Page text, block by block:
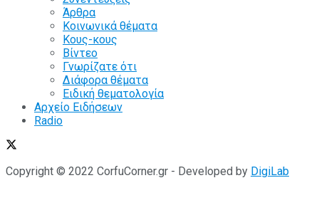
Άρθρα
Κοινωνικά θέματα
Κους-κους
Βίντεο
Γνωρίζατε ότι
Διάφορα θέματα
Ειδική θεματολογία
Αρχείο Ειδήσεων
Radio
Copyright © 2022 CorfuCorner.gr - Developed by DigiLab